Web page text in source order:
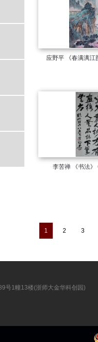
应野平 《春满漓江
李苦禅 《书法
1 2 3
号1幢13楼(浙师大金华科创园)